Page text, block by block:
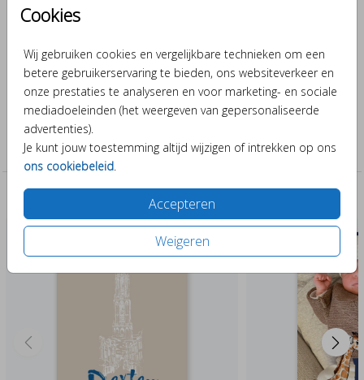
Cookies
Wij gebruiken cookies en vergelijkbare technieken om een
betere gebruikerservaring te bieden, ons websiteverkeer en
onze prestaties te analyseren en voor marketing- en sociale
mediadoeleinden (het weergeven van gepersonaliseerde
advertenties).
Je kunt jouw toestemming altijd wijzigen of intrekken op ons
ons cookiebeleid
Accepteren
Weigeren
Omschrijving
Maak van dit geboortekaartje door verschillende kleuren en
lettertypes er je eigen ontwerp van.
Collectie
Jongen